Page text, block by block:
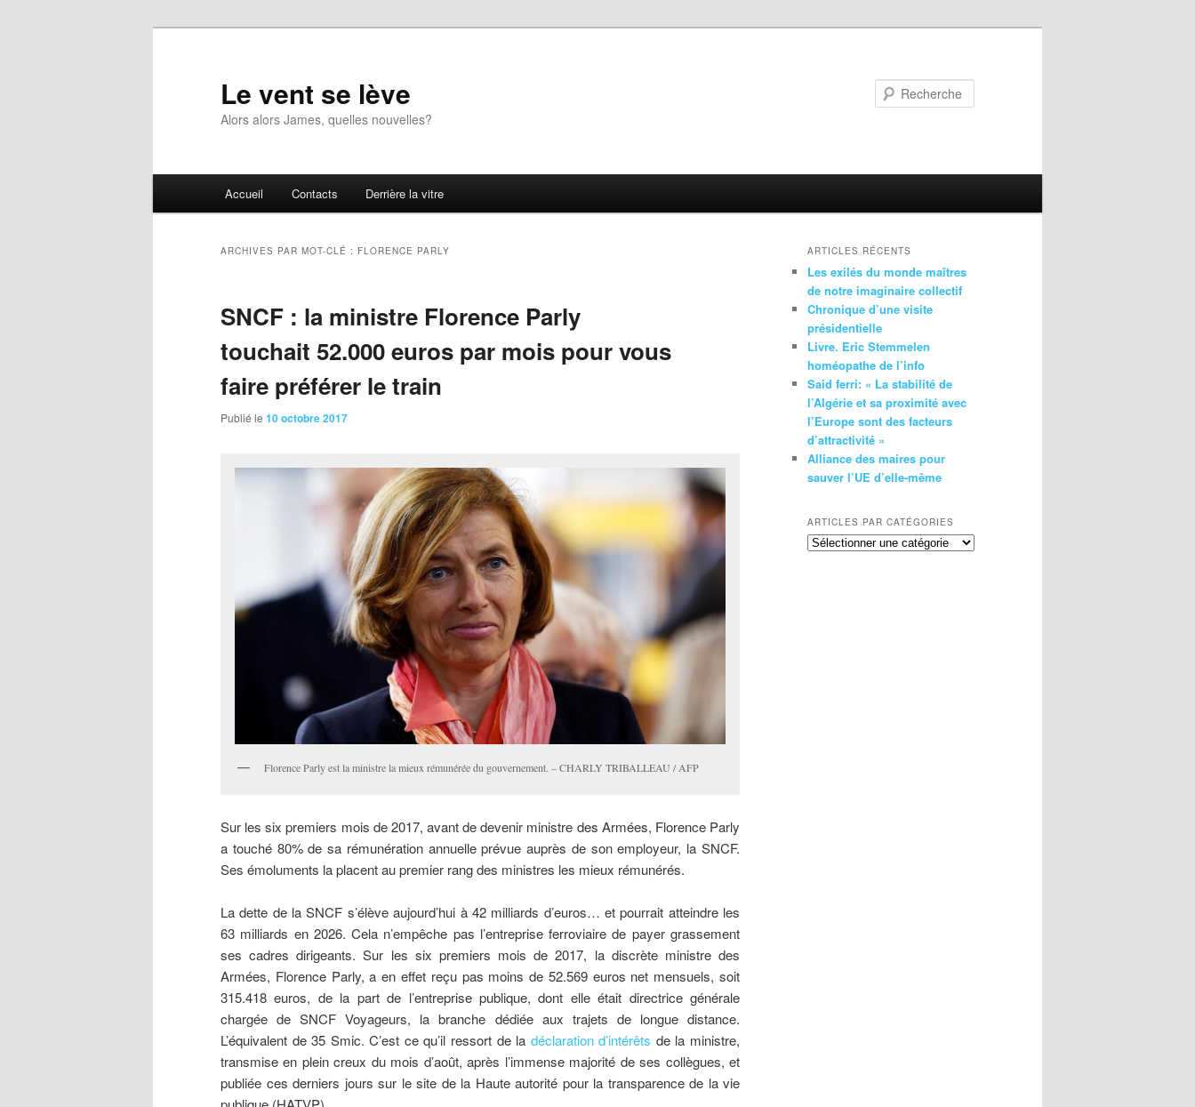
Le vent se lève
Alors alors James, quelles nouvelles?
Accueil Contacts Derrière la vitre
ARCHIVES PAR MOT-CLÉ : FLORENCE PARLY
SNCF : la ministre Florence Parly
touchait 52.000 euros par mois pour vous
faire préférer le train
Publié le 10 octobre 2017
Florence Parly est la ministre la mieux rémunérée du gouvernement. – CHARLY TRIBALLEAU / AFP
Sur les six premiers mois de 2017, avant de devenir ministre des Armées, Florence Parly
a touché 80% de sa rémunération annuelle prévue auprès de son employeur, la SNCF.
Ses émoluments la placent au premier rang des ministres les mieux rémunérés.
La dette de la SNCF s’élève aujourd’hui à 42 milliards d’euros… et pourrait atteindre les
63 milliards en 2026. Cela n’empêche pas l’entreprise ferroviaire de payer grassement
ses cadres dirigeants. Sur les six premiers mois de 2017, la discrète ministre des
Armées, Florence Parly, a en effet reçu pas moins de 52.569 euros net mensuels, soit
315.418 euros, de la part de l’entreprise publique, dont elle était directrice générale
chargée de SNCF Voyageurs, la branche dédiée aux trajets de longue distance.
L’équivalent de 35 Smic. C’est ce qu’il ressort de la déclaration d’intérêts de la ministre,
transmise en plein creux du mois d’août, après l’immense majorité de ses collègues, et
publiée ces derniers jours sur le site de la Haute autorité pour la transparence de la vie
ARTICLES RÉCENTS
Les exilés du monde maîtres
de notre imaginaire collectif
Chronique d’une visite
présidentielle
Livre. Eric Stemmelen
homéopathe de l’info
Said ferri: « La stabilité de
l’Algérie et sa proximité avec
l’Europe sont des facteurs
d’attractivité »
Alliance des maires pour
sauver l’UE d’elle-même
ARTICLES PAR CATÉGORIES
Articles